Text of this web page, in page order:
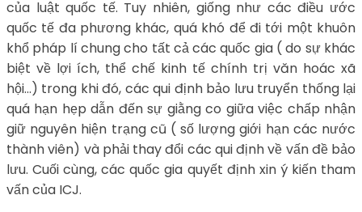
của luật quốc tế. Tuy nhiên, giống như các điều ước
quốc tế đa phương khác, quá khó để đi tới một khuôn
khổ pháp lí chung cho tất cả các quốc gia ( do sự khác
biệt về lợi ích, thể chế kinh tế chính trị văn hoác xã
hội…) trong khi đó, các qui định bảo lưu truyển thống lại
quá hạn hẹp dẫn đến sự giằng co giữa việc chấp nhận
giữ nguyên hiện trạng cũ ( số lượng giới hạn các nước
thành viên) và phải thay đổi các qui định về vấn đề bảo
lưu. Cuối cùng, các quốc gia quyết định xin ý kiến tham
vấn của ICJ.